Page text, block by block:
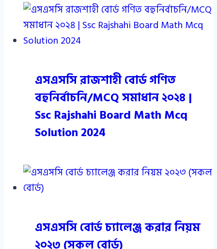
এসএসসি রাজশাহী বোর্ড গণিত
বহুনির্বাচনি/MCQ সমাধান ২০২৪ |
Ssc Rajshahi Board Math Mcq
Solution 2024
এসএসসি বোর্ড চ্যালেঞ্জ করার নিয়ম
২০২৩ (সকল বোর্ড)